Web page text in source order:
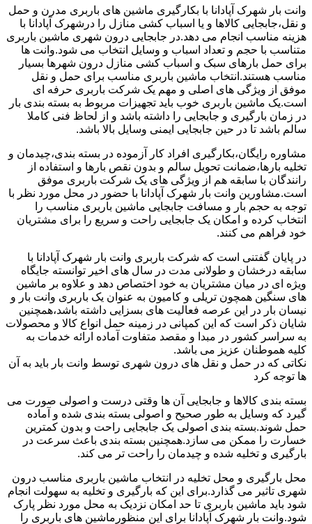
وانت بار شهرک آپادانا با بکارگیری ماشین های باربری مدرن و حمل
و نقل،جابجایی کالاها و یا اسباب کشی منازل را درشهرک آپادانا با
هزینه مناسب انجام می دهد.در جابجایی درون شهری ماشین باربری
متناسب با حجم و تعداد اسباب و وسایل انتخاب می شود.وانت ها
برای حمل بارهای سبک و اسباب کشی منازل درون شهرها بسیار
مناسب هستند.انتخاب ماشین باربری مناسب برای حمل و نقل
موفق از ویژگی های اصلی و مهم یک شرکت باربری حرفه ای
است.یک ماشین باربری خوب باید تجهیزات مربوط به بسته بندی بار
در زمان بارگیری و جابجایی را داشته باشد و از لحاظ فنی کاملا
سالم باشد تا در حین جابجایی ایمنی وسایل بالا باشد.
مشاوره رایگان،بکارگیری افراد کار آزموده در بسته بندی،چیدمان و
تخلیه بارها،ضمانت تحویل سالم و بدون نقص بارها و استفاده از
رانندگان با سابقه هم از ویژگی های یک شرکت باربری موفق
است.مشاورین وانت بار شهرک آپادانا با حضور در محل مورد نظر با
توجه به حجم بار و مسافت جابجایی ماشین باربری مناسب را
انتخاب کرده و امکان یک جابجایی راحت و سریع را برای مشتریان
خود فراهم می کنند.
در پایان گفتنی است که شرکت باربری وانت بار شهرک آپادانا با
سابقه درخشان و طولانی مدت در سال های اخیر توانسته جایگاه
ویژه ای در میان مشتریان به خود اختصاص دهد و علاوه بر ماشین
های سنگین همچون تریلی و کامیون به عنوان یک باربری وانت بار و
نیسان بار در این عرصه فعالیت های بسزایی داشته باشد،همچنین
شایان ذکر است که این کمپانی در زمینه حمل انواع کالا و محصولات
به سراسر کشور در مبدا و مقصد متفاوت آماده ارائه خدمات به
کلیه هموطنان عزیز می باشد.
نکاتی که در حمل و نقل های درون شهری توسط وانت بار باید به آن
ها توجه کرد
بسته بندی کالاها و جابجایی آن ها وقتی درست و اصولی صورت می
گیرد که وسایل به طور صحیح و اصولی بسته بندی شده و آماده
حمل شوند.بسته بندی اصولی یک جابجایی راحت و بدون کمترین
خسارت را ممکن می سازد.همچنین بسته بندی باعث سرعت در
بارگیری و تخلیه شده و چیدمان را راحت تر می کند.
محل بارگیری و محل تخلیه در انتخاب ماشین باربری مناسب درون
شهری تاثیر می گذارد.برای این که بارگیری و تخلیه به سهولت انجام
شود باید ماشین باربری تا حد امکان نزدیک به محل مورد نظر پارک
شود.وانت بار شهرک آپادانا برای این منظورماشین های باربری را